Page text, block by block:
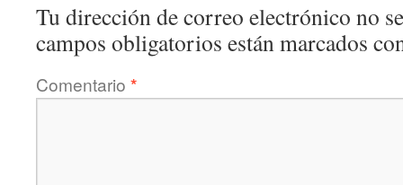
Tu dirección de correo electrónico no
campos obligatorios están marcados
Comentario *